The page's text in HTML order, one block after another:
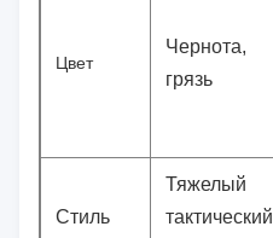
Цвет
Чернота,
грязь
Стиль
Тяжелый
тактический